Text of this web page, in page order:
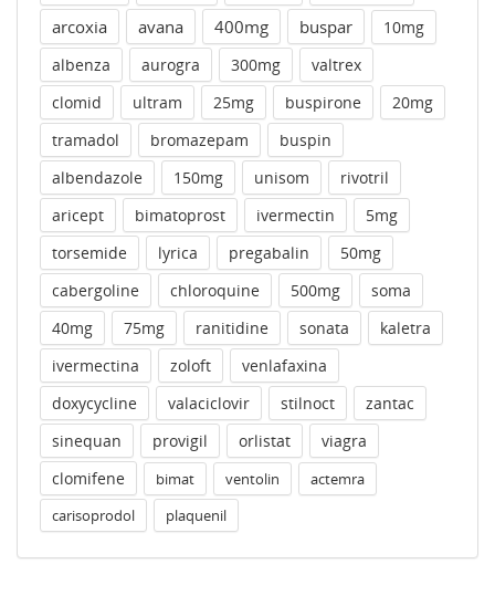
arcoxia
avana 400mg buspar
10mg
albenza
aurogra 300mg
valtrex
clomid
ultram 25mg buspirone
20mg
tramadol
bromazepam
buspin
albendazole
150mg unisom
rivotril
aricept
bimatoprost ivermectin
5mg
torsemide
lyrica pregabalin
50mg
cabergoline
chloroquine 500mg
soma
40mg
75mg ranitidine sonata
kaletra
ivermectina
zoloft
venlafaxina
doxycycline
valaciclovir stilnoct
zantac
sinequan
provigil orlistat
viagra
clomifene
bimat ventolin
actemra
carisoprodol
plaquenil